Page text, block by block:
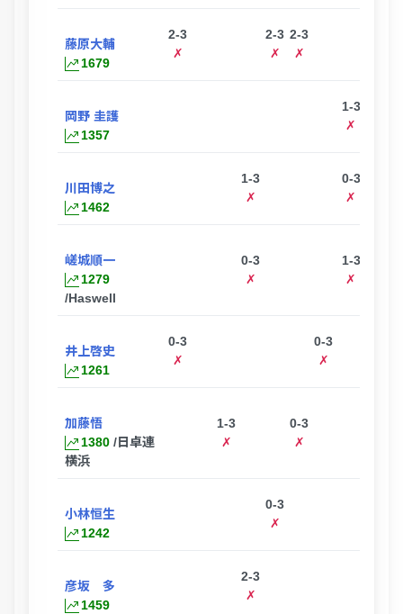
藤原大輔
1679
2-3
✗
2-3
✗
2-3
✗
岡野 圭護
1357
1-3
✗
川田博之
1462
1-3
✗
0-3
✗
嵯城順一
1279
/Haswell
0-3
✗
1-3
✗
井上啓史
1261
0-3
✗
0-3
✗
加藤悟
1380 /日卓連
横浜
1-3
✗
0-3
✗
小林恒生
1242
0-3
✗
彦坂 多
1459
2-3
✗